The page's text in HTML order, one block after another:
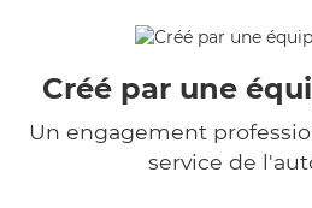
Créé par une
Un engagement
service de